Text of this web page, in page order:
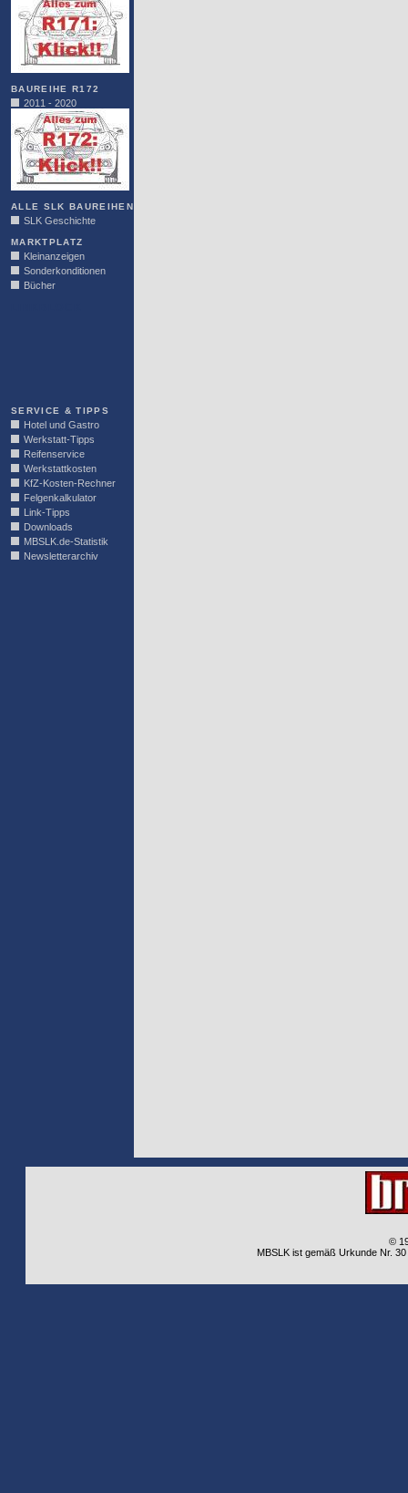
BAUREIHE R172
2011 - 2020
ALLE SLK BAUREIHEN
SLK Geschichte
MARKTPLATZ
Kleinanzeigen
Sonderkonditionen
Bücher
SERVICE & TIPPS
Hotel und Gastro
Werkstatt-Tipps
Reifenservice
Werkstattkosten
KfZ-Kosten-Rechner
Felgenkalkulator
Link-Tipps
Downloads
MBSLK.de-Statistik
Newsletterarchiv
©
MBSLK ist gemäß Urkunde Nr.